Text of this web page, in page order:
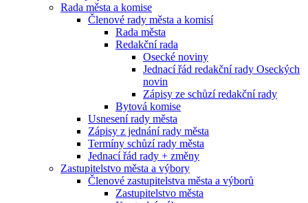
Rada města a komise
Členové rady města a komisí
Rada města
Redakční rada
Osecké noviny
Jednací řád redakční rady Oseckých
novin
Zápisy ze schůzí redakční rady
Bytová komise
Usnesení rady města
Zápisy z jednání rady města
Termíny schůzí rady města
Jednací řád rady + změny
Zastupitelstvo města a výbory
Členové zastupitelstva města a výborů
Zastupitelstvo města